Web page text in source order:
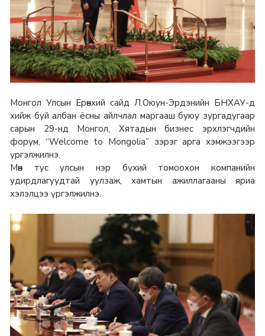
Монгол Улсын Ерөнхий сайд Л.Оюун-Эрдэнийн БНХАУ-д
хийж буй албан ёсны айлчлал маргааш буюу зургадугаар
сарын 29-нд Монгол, Хятадын бизнес эрхлэгчдийн
форум, “Welcome to Mongolia” зэрэг арга хэмжээгээр
үргэлжилнэ.
Мөн тус улсын нэр бүхий томоохон компанийн
удирдлагуудтай уулзаж, хамтын ажиллагааны яриа
хэлэлцээ үргэлжилнэ.